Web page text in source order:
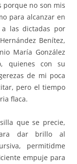
porque no son mis
para alcanzar en
las dictadas por
Benítez,
María González
quienes con su
de mi poca
pero el tiempo
flaca.
que se precie,
dar brillo al
permitidme
empuje para